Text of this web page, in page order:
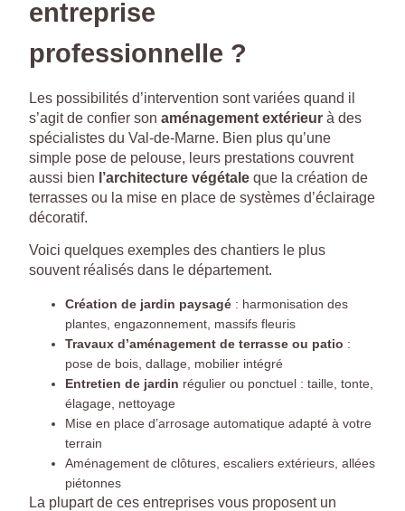
entreprise
professionnelle ?
Les possibilités d’intervention sont variées quand il
s’agit de confier son aménagement extérieur à des
spécialistes du Val-de-Marne. Bien plus qu’une
simple pose de pelouse, leurs prestations couvrent
aussi bien l’architecture végétale que la création de
terrasses ou la mise en place de systèmes d’éclairage
décoratif.
Voici quelques exemples des chantiers le plus
souvent réalisés dans le département.
Création de jardin paysagé : harmonisation des
plantes, engazonnement, massifs fleuris
Travaux d’aménagement de terrasse ou patio :
pose de bois, dallage, mobilier intégré
Entretien de jardin régulier ou ponctuel : taille, tonte,
élagage, nettoyage
Mise en place d’arrosage automatique adapté à votre
terrain
Aménagement de clôtures, escaliers extérieurs, allées
piétonnes
La plupart de ces entreprises vous proposent un